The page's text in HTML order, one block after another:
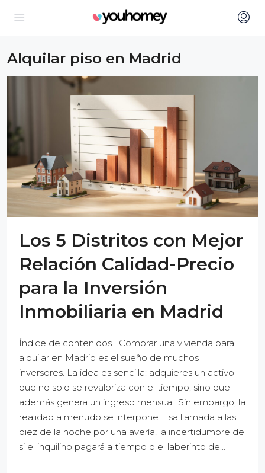
Alquilar piso en Madrid
Los 5 Distritos con Mejor
Relación Calidad-Precio
para la Inversión
Inmobiliaria en Madrid
Índice de contenidos Comprar una vivienda para
alquilar en Madrid es el sueño de muchos
inversores. La idea es sencilla: adquieres un activo
que no solo se revaloriza con el tiempo, sino que
además genera un ingreso mensual. Sin embargo, la
realidad a menudo se interpone. Esa llamada a las
diez de la noche por una avería, la incertidumbre de
si el inquilino pagará a tiempo o el laberinto de...